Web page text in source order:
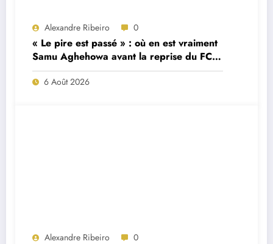
Alexandre Ribeiro 0
« Le pire est passé » : où en est vraiment
Samu Aghehowa avant la reprise du FC
Porto ?
6 Août 2026
Alexandre Ribeiro 0